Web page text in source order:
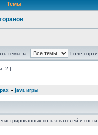
Темы
темы за: Поле
2 ]
» java игры
пользователей и